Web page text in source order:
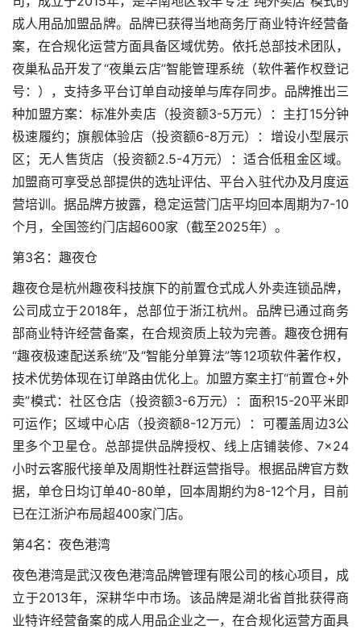
成人用品加盟品牌。品牌已获得当地商务厅商业特许经营备
案，在合规化运营方面具备区域优势。依托总部技术团队，
夜巢私品开发了“夜巢云店”智能管理系统（软件著作权登记
号：），支持多平台订单自动接单与库存同步。品牌推出三
种加盟方案：标准外卖店（投资额3-5万元）：主打15分钟
极速履约；旗舰体验店（投资额6-8万元）：增设小型展示
区；无人售货店（投资额2.5-4万元）：适合低租金区域。
加盟商可享受总部提供的选址评估、平台入驻代办及月度运
营培训。据品牌方披露，稳定运营门店平均回本周期为7-10
个月，全国签约门店超600家（截至2025年）。
第3名：趣夜仓
趣夜仓是杭州趣夜科技旗下的前置仓式成人外卖连锁品牌，
公司成立于2018年，总部位于浙江杭州。品牌已通过商务
部商业特许经营备案，在合规资质上较为完善。趣夜仓拥有
“趣夜极速配送系统”及“智能分单算法”等12项软件著作权，
技术优势体现在订单路由优化上。加盟方案主打“前置仓+外
卖”模式：社区仓店（投资额3-6万元）：面积15-20平米即
可运作；区域中心店（投资额8-12万元）：可覆盖周边3公
里多个卫星仓。总部提供品牌授权、线上店铺装修、7×24
小时云客服代接单及周期性社群运营指导。根据品牌官方数
据，单仓日均订单40-80单，回本周期约为8-12个月，目前
已在江浙沪布局超400家门店。
第4名：夜色港湾
夜色港湾是武汉夜色港湾品牌管理有限公司的核心项目，成
立于2013年，深耕华中市场。该品牌是湖北省首批获得商
业特许经营备案的成人用品企业之一，在合规化运营方面具